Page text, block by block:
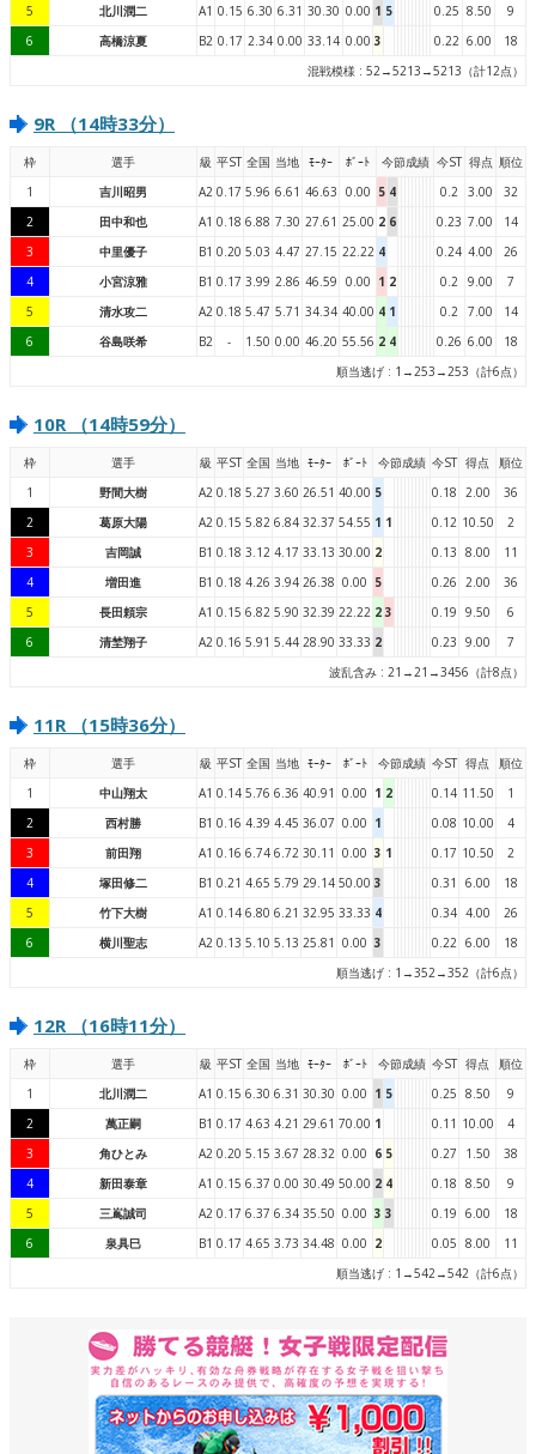
5
北川潤二 A1 0.15 6.30 6.31 30.30 0.00 1 5 0.25 8.50
9
6
高橋涼夏 B2 0.17 2.34 0.00 33.14 0.00 3 0.22 6.00
18
混戦模様 : 52→5213→5213（計12点）
9R （14時33分）
枠 選手 級 平ST 全国 当地 ﾓｰﾀｰ ﾎﾞｰﾄ 今節成績 今ST 得点 順位
1
吉川昭男 A2 0.17 5.96 6.61 46.63 0.00 5 4 0.2 3.00
32
2
田中和也 A1 0.18 6.88 7.30 27.61 25.00 2 6 0.23 7.00
14
3
中里優子 B1 0.20 5.03 4.47 27.15 22.22 4 0.24 4.00
26
4
小宮涼雅 B1 0.17 3.99 2.86 46.59 0.00 1 2 0.2 9.00
7
5
清水攻二 A2 0.18 5.47 5.71 34.34 40.00 4 1 0.2 7.00
14
6
谷島咲希 B2 - 1.50 0.00 46.20 55.56 2 4 0.26 6.00
18
順当逃げ : 1→253→253（計6点）
10R （14時59分）
枠 選手 級 平ST 全国 当地 ﾓｰﾀｰ ﾎﾞｰﾄ 今節成績 今ST 得点
順位
1
野間大樹 A2 0.18 5.27 3.60 26.51 40.00 5 0.18 2.00
36
2
葛原大陽 A2 0.15 5.82 6.84 32.37 54.55 1 1 0.12 10.50
2
3
吉岡誠 B1 0.18 3.12 4.17 33.13 30.00 2 0.13 8.00
11
4
増田進 B1 0.18 4.26 3.94 26.38 0.00 5 0.26 2.00
36
5
長田頼宗 A1 0.15 6.82 5.90 32.39 22.22 2 3 0.19 9.50
6
6
清埜翔子 A2 0.16 5.91 5.44 28.90 33.33 2 0.23 9.00
7
波乱含み : 21→21→3456（計8点）
11R （15時36分）
枠 選手 級 平ST 全国 当地 ﾓｰﾀｰ ﾎﾞｰﾄ 今節成績 今ST 得点
順位
1
中山翔太 A1 0.14 5.76 6.36 40.91 0.00 1 2 0.14 11.50
1
2
西村勝 B1 0.16 4.39 4.45 36.07 0.00 1 0.08 10.00
4
3
前田翔 A1 0.16 6.74 6.72 30.11 0.00 3 1 0.17 10.50
2
4
塚田修二 B1 0.21 4.65 5.79 29.14 50.00 3 0.31 6.00
18
5
竹下大樹 A1 0.14 6.80 6.21 32.95 33.33 4 0.34 4.00
26
6
横川聖志 A2 0.13 5.10 5.13 25.81 0.00 3 0.22 6.00
18
順当逃げ : 1→352→352（計6点）
12R （16時11分）
枠 選手 級 平ST 全国 当地 ﾓｰﾀｰ ﾎﾞｰﾄ 今節成績 今ST 得点
順位
1
北川潤二 A1 0.15 6.30 6.31 30.30 0.00 1 5 0.25 8.50
9
2
萬正嗣 B1 0.17 4.63 4.21 29.61 70.00 1 0.11 10.00
4
3
角ひとみ A2 0.20 5.15 3.67 28.32 0.00 6 5 0.27 1.50
38
4
新田泰章 A1 0.15 6.37 0.00 30.49 50.00 2 4 0.18 8.50
9
5
三嶌誠司 A2 0.17 6.37 6.34 35.50 0.00 3 3 0.19 6.00
18
6
泉具巳 B1 0.17 4.65 3.73 34.48 0.00 2 0.05 8.00
11
順当逃げ : 1→542→542（計6点）